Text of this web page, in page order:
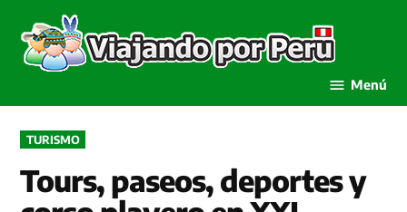
contenido
por
Menú
PUBLICADO
EN
TURISMO
Tours, paseos, deportes y